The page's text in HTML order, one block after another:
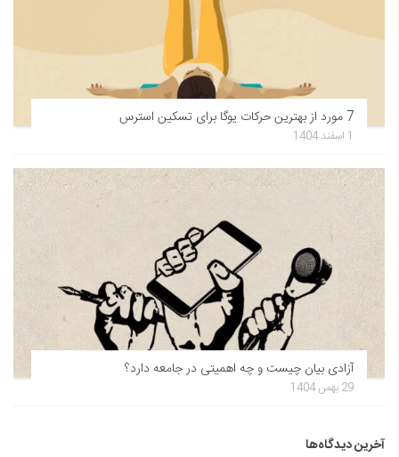
7 مورد از بهترین حرکات یوگا برای تسکین استرس
1 اسفند 1404
آزادی بیان چیست و چه اهمیتی در جامعه دارد؟
29 بهمن 1404
آخرین دیدگاه‌ها